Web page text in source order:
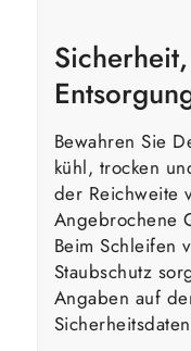
Bewahren Sie
kühl, trocken
der Reichweite
Angebrochene
Beim Schleifen
Staubschutz
Angaben auf